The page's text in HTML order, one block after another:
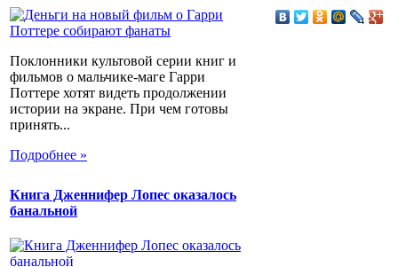
Поклонники культовой серии книг и
фильмов о мальчике-маге Гарри
Поттере хотят видеть продолжении
истории на экране. При чем готовы
принять...
Подробнее »
Книга Дженнифер Лопес оказалось
банальной